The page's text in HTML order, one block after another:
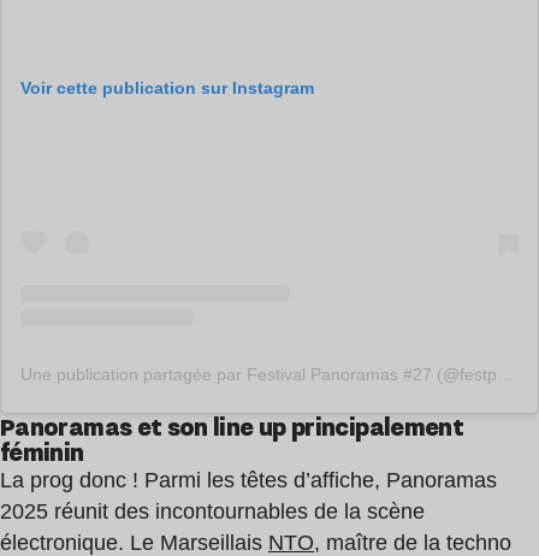
Voir cette publication sur Instagram
Panoramas et son line up principalement
féminin
La prog donc ! Parmi les têtes d’affiche, Panoramas
2025 réunit des incontournables de la scène
électronique. Le Marseillais NTO, maître de la techno